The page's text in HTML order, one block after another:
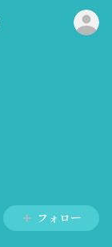
フォロー